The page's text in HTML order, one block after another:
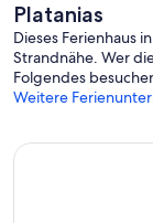
Platanias
Dieses Ferienhaus
Strandnähe. Wer
Folgendes
Weitere